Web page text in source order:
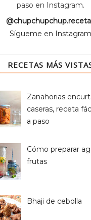
paso en Instagram.
Sígueme en Instagram
RECETAS MÁS
Zanahorias
caseras, receta
a paso
Cómo preparar
frutas
Bhaji de cebolla